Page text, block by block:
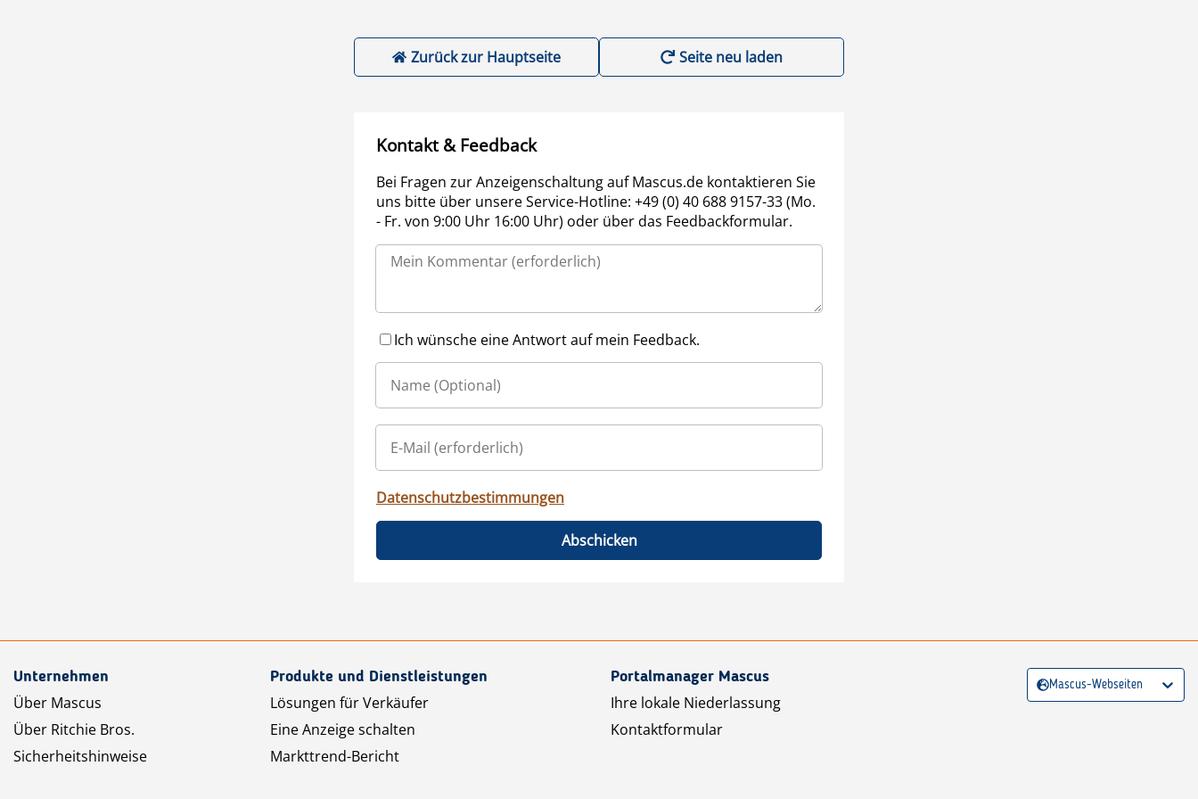
Zurück zur Hauptseite Seite neu laden
Kontakt & Feedback
Bei Fragen zur Anzeigenschaltung auf Mascus.de kontaktieren Sie
uns bitte über unsere Service-Hotline: +49 (0) 40 688 9157-33 (Mo.
- Fr. von 9:00 Uhr 16:00 Uhr) oder über das Feedbackformular.
Ich wünsche eine Antwort auf mein Feedback.
Datenschutzbestimmungen
Abschicken
Unternehmen
Über Mascus
Über Ritchie Bros.
Sicherheitshinweise
Produkte und Dienstleistungen
Lösungen für Verkäufer
Eine Anzeige schalten
Markttrend-Bericht
Portalmanager Mascus
Ihre lokale Niederlassung
Kontaktformular
Mascus-Webseiten